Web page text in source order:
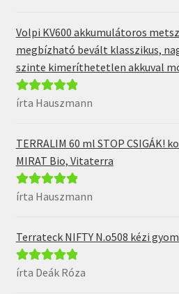
Volpi KV600 akkumulátoros
megbízható bevált klasszikus,
szinte kimeríthetetlen akkuval
Értékelés:5/
írta Hauszmann
TERRALIM 60 ml STOP CSIGÁK!
MIRAT Bio, Vitaterra
Értékelés:5/
írta Hauszmann
Terrateck NIFTY N.o508 kézi
Értékelés: 5/
írta Deák Róza